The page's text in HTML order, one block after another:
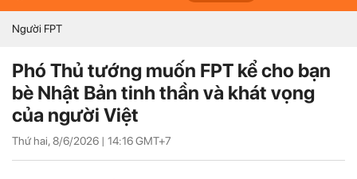
Người FPT
Phó Thủ tướng muốn FPT kể cho bạn
bè Nhật Bản tinh thần và khát vọng
của người Việt
Thứ hai, 8/6/2026 | 14:16GMT+7